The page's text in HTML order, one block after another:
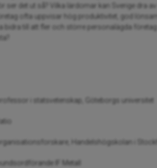
ser det ut så? Vilka lärdomar kan Sverige dra
ofta uppvisar hög produktivitet, god
bidra till att fler och större personalägda
i statsvetenskap, Göteborgs universitet
Handelshögskolan i
IF Metall